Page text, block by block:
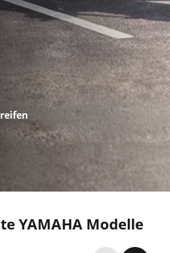
YAMAHA Modelle